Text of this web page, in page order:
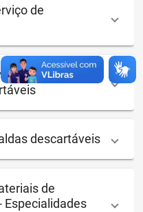
de
lençóis,
descartáveis
de
Especialidades